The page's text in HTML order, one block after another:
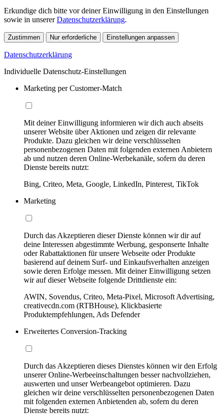
Erkundige dich bitte vor deiner Einwilligung in den Einstellungen
sowie in unsererDatenschutzerklärung.
Zustimmen Nur erforderliche Einstellungen anpassen
Datenschutzerklärung
Individuelle Datenschutz-Einstellungen
Marketing per Customer-Match
Mit deiner Einwilligung informieren wir dich auch abseits
unserer Website über Aktionen und zeigen dir relevante
Produkte. Dazu gleichen wir deine verschlüsselten
personenbezogenen Daten mit folgenden externen Anbietern
ab und nutzen deren Online-Werbekanäle, sofern du deren
Dienste bereits nutzt:
Bing, Criteo, Meta, Google, LinkedIn, Pinterest, TikTok
Marketing
Durch das Akzeptieren dieser Dienste können wir dir auf
deine Interessen abgestimmte Werbung, gesponserte Inhalte
oder Rabattaktionen für unsere Webseite oder Produkte
basierend auf deinem Surf- und Einkaufsverhalten anzeigen
sowie deren Erfolge messen. Mit deiner Einwilligung setzen
wir auf dieser Webseite folgende Drittdienste ein:
AWIN, Sovendus, Criteo, Meta-Pixel, Microsoft Advertising,
creativecdn.com (RTBHouse), Klickbasierte
Produktempfehlungen, Ads Defender
Erweitertes Conversion-Tracking
Durch das Akzeptieren dieses Dienstes können wir den Erfolg
unserer Online-Werbeeinschaltungen besser nachvollziehen,
auswerten und unser Werbeangebot optimieren. Dazu
gleichen wir deine verschlüsselten personenbezogenen Daten
mit folgenden externen Anbietenden ab, sofern du deren
Dienste bereits nutzt: